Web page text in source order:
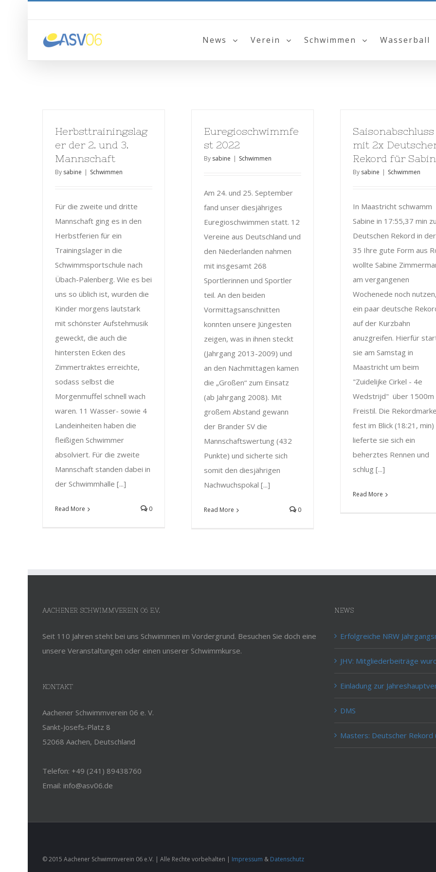
News Verein Schwimmen Wasserball
Herbsttrainingslag
er der 2. und 3.
Mannschaft
By sabine | Schwimmen
Für die zweite und dritte
Mannschaft ging es in den
Herbstferien für ein
Trainingslager in die
Schwimmsportschule nach
Übach-Palenberg. Wie es bei
uns so üblich ist, wurden die
Kinder morgens lautstark
mit schönster Aufstehmusik
geweckt, die auch die
hintersten Ecken des
Zimmertraktes erreichte,
sodass selbst die
Morgenmuffel schnell wach
waren. 11 Wasser- sowie 4
Landeinheiten haben die
fleißigen Schwimmer
absolviert. Für die zweite
Mannschaft standen dabei in
der Schwimmhalle [...]
Read More 0
Euregioschwimmfe
st 2022
By sabine | Schwimmen
Am 24. und 25. September
fand unser diesjähriges
Euregioschwimmen statt. 12
Vereine aus Deutschland und
den Niederlanden nahmen
mit insgesamt 268
Sportlerinnen und Sportler
teil. An den beiden
Vormittagsanschnitten
konnten unsere Jüngesten
zeigen, was in ihnen steckt
(Jahrgang 2013-2009) und
an den Nachmittagen kamen
die „Großen“ zum Einsatz
(ab Jahrgang 2008). Mit
großem Abstand gewann
der Brander SV die
Mannschaftswertung (432
Punkte) und sicherte sich
somit den diesjährigen
Nachwuchspokal [...]
Read More 0
Saisonabschluss
mit 2x
Rekord für
By sabine | Schwimmen
In Maastricht schwamm
Sabine in 17:55,37 min
Deutschen Rekord in
35 Ihre gute Form aus
wollte Sabine
am vergangenen
Wochenede noch
ein paar deutsche
auf der Kurzbahn
anuzgreifen. Hierfür
sie am Samstag in
Maastricht um beim
"Zuidelijke Cirkel - 4e
Wedstrijd" über 1500m
Freistil. Die Rekordmarke
fest im Blick (18:21, min)
lieferte sie sich ein
beherztes Rennen und
schlug [...]
Read More
AACHENER SCHWIMMVEREIN 06 E.V.
Seit 110 Jahren steht bei uns Schwimmen im Vordergrund. Besuchen Sie doch eine
unsere Veranstaltungen oder einen unserer Schwimmkurse.
KONTAKT
Aachener Schwimmverein 06 e. V.
Sankt-Josefs-Platz 8
52068 Aachen, Deutschland
Telefon: +49 (241) 89438760
Email: info@asv06.de
NEWS
Erfolgreiche NRW
JHV: Mitgliederbeiträge
Einladung zur
DMS
Masters: Deutscher Rekord
© 2015 Aachener Schwimmverein 06 e.V. | Alle Rechte vorbehalten | Impressum & Datenschutz